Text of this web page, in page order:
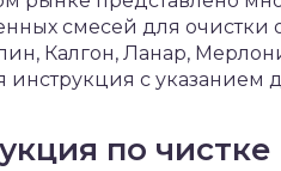
смесей для очистки
Калгон, Ланар,
инструкция с
по